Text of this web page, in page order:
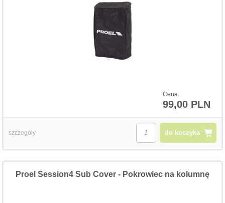
Cena:
99,00 PLN
do koszyka
szczegóły
Proel Session4 Sub Cover - Pokrowiec na kolumnę